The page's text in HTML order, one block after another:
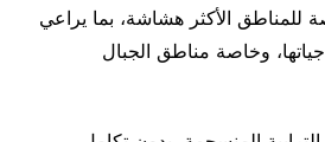
للمناطق الأكثر هشاشة، بما يراعي
وخاصة مناطق الجبال